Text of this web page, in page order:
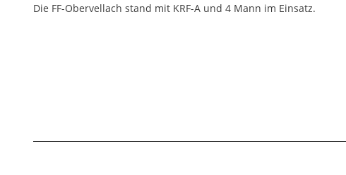
Die FF-Obervellach stand mit KRF-A und 4 Mann im Einsatz.